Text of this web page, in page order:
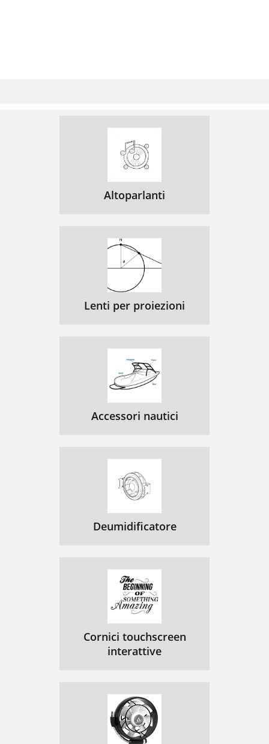
Altoparlanti
Lenti per proiezioni
Accessori nautici
Deumidificatore
Cornici touchscreen
interattive